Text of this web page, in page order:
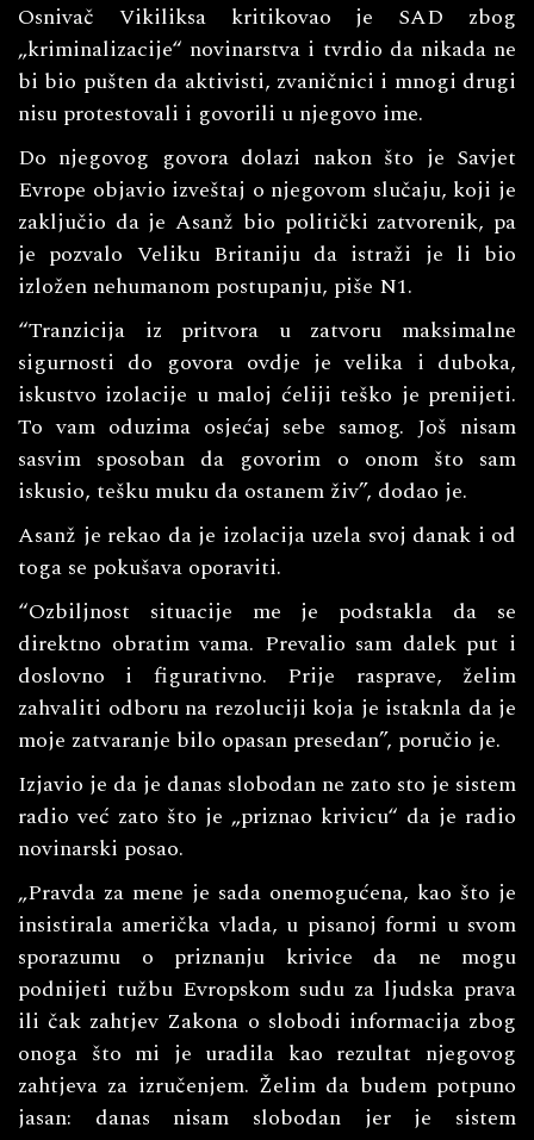
Osnivač Vikiliksa kritikovao je SAD zbog
„kriminalizacije“ novinarstva i tvrdio da nikada ne
bi bio pušten da aktivisti, zvaničnici i mnogi drugi
nisu protestovali i govorili u njegovo ime.
Do njegovog govora dolazi nakon što je Savjet
Evrope objavio izveštaj o njegovom slučaju, koji je
zaključio da je Asanž bio politički zatvorenik, pa
je pozvalo Veliku Britaniju da istraži je li bio
izložen nehumanom postupanju, piše N1.
“Tranzicija iz pritvora u zatvoru maksimalne
sigurnosti do govora ovdje je velika i duboka,
iskustvo izolacije u maloj ćeliji teško je prenijeti.
To vam oduzima osjećaj sebe samog. Još nisam
sasvim sposoban da govorim o onom što sam
iskusio, tešku muku da ostanem živ”, dodao je.
Asanž je rekao da je izolacija uzela svoj danak i od
toga se pokušava oporaviti.
“Ozbiljnost situacije me je podstakla da se
direktno obratim vama. Prevalio sam dalek put i
doslovno i figurativno. Prije rasprave, želim
zahvaliti odboru na rezoluciji koja je istaknla da je
moje zatvaranje bilo opasan presedan”, poručio je.
Izjavio je da je danas slobodan ne zato sto je sistem
radio već zato što je „priznao krivicu“ da je radio
novinarski posao.
„Pravda za mene je sada onemogućena, kao što je
insistirala američka vlada, u pisanoj formi u svom
sporazumu o priznanju krivice da ne mogu
podnijeti tužbu Evropskom sudu za ljudska prava
ili čak zahtjev Zakona o slobodi informacija zbog
onoga što mi je uradila kao rezultat njegovog
zahtjeva za izručenjem. Želim da budem potpuno
jasan: danas nisam slobodan jer je sistem